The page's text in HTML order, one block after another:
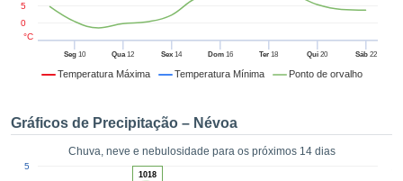
digital
ou
permite-
a nossa
fornecer-
Temperatura Máxima Temperatura Mínima Ponto de orvalho
Seg10 Qua12 Sex 14 Dom16 Ter 18 Qui 20 Sáb22
0
5
°C
Gráficos de Precipitação – Névoa
Chuva, neve e nebulosidade para os próximos 14 dias
5
1018